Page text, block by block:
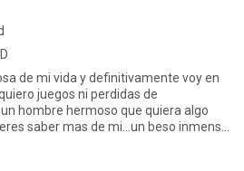
de mi vida y definitivamente voy en
juegos ni perdidas de
hombre hermoso que quiera algo
saber mas de mi...un beso inmenso